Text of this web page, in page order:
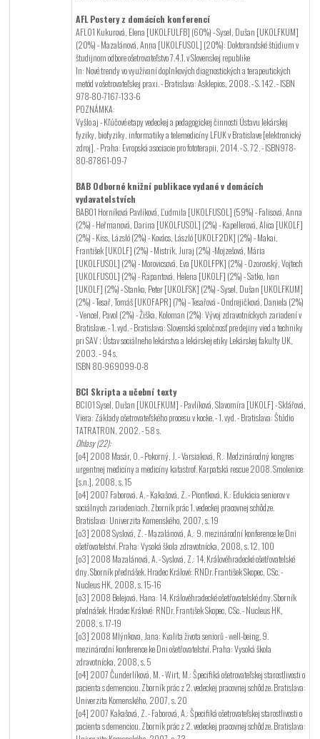
AFL Postery z domácích konferencí
AFL01 Kukurová, Elena [UKOLFULFB] (60%) - Sysel, Dušan [UKOLFKUM]
(20%) - Mazalánová, Anna [UKOLFUSOL] (20%): Doktorandské štúdium v
študijnom odbore ošetrovateľstvo 7.4.1. v Slovenskej republike
In: Nové trendy vo využívaní doplnkových diagnostických a terapeutických
metód v ošetrovateľskej praxi. - Bratislava: Asklepios, 2008. - S. 142. - ISBN
978-80-7167-133-6
POZNÁMKA:
Vyšlo aj - Kľúčové etapy vedeckej a pedagogickej činnosti Ústavu lekárskej
fyziky, biofyziky, informatiky a telemedicíny LFUK v Bratislave [elektronický
zdroj]. - Praha: Evropská asociacie pro fototerapii, 2014. - S. 72. - ISBN978-
80-87861-09-7
BAB Odborné knižní publikace vydané v domácích
vydavatelstvích
BAB01 Horníková Pavlíková, Ľudmila [UKOLFUSOL] (59%) - Falisová, Anna
(2%) - Heřmanová, Darina [UKOLFUSOL] (2%) - Kapellerová, Alica [UKOLF]
(2%) - Kiss, Lázsló (2%) - Kovács, László [UKOLF2DK] (2%) - Makai,
František [UKOLF] (2%) - Mistrík, Juraj (2%) -Mojzešová, Mária
[UKOLFUSOL] (2%) - Morovicsová, Eva [UKOLFPK] (2%) - Ozorovský, Vojtech
[UKOLFUSOL] (2%) - Rapantová, Helena [UKOLF] (2%) - Satko, Ivan
[UKOLF] (2%) - Stanko, Peter [UKOLFSK] (2%) - Sysel, Dušan [UKOLFKUM]
(2%) - Tesař, Tomáš [UKOFAPR] (7%) - Tesařová - Ondrejičková, Daniela (2%)
- Vencel, Pavol (2%) - Žiška, Koloman (2%): Vývoj zdravotníckych zariadení v
Bratislave. - 1. vyd. - Bratislava: Slovenská spoločnosť pre dejiny vied a techniky
pri SAV ; Ústav sociálneho lekárstva a lekárskej etiky Lekárskej fakulty UK,
2003. - 94 s.
ISBN 80-969099-0-8
BCI Skripta a učební texty
BCI01 Sysel, Dušan [UKOLFKUM] - Pavlíková, Slavomíra [UKOLF] - Sklářová,
Viera: Základy ošetrovateľského procesu v kocke. - 1. vyd. - Bratislava: Štúdio
TATRATRON, 2002. - 58 s.
Ohlasy (22):
[o4] 2008 Masár, O. - Pokorný, J. - Varsiaková, R.: Medzinárodný kongres
urgentnej medicíny a medicíny katastrof. Karpatská rescue 2008. Smolenice:
[s.n.], 2008, s. 15
[o4] 2007 Faborová, A. - Kakašová, Z. - Piontková, K.: Edukácia seniorov v
sociálnych zariadeniach. Zborník prác 1. vedeckej pracovnej schôdze.
Bratislava: Univerzita Komenského, 2007, s. 19
[o3] 2008 Syslová, Z. - Mazalánová, A.: 9. mezinárodní konference ke Dni
ošetřovatelství. Praha: Vysoká škola zdravotnícka, 2008, s. 12, 100
[o3] 2008 Mazalánová, A. - Syslová, Z.: 14. Královéhradecké ošetřovatelské
dny. Sborník přednášek. Hradec Králové: RNDr. František Skopec, CSc. -
Nucleus HK, 2008, s. 15-16
[o3] 2008 Belejová, Hana: 14. Královéhradecké ošetřovatelské dny. Sborník
přednášek. Hradec Králové: RNDr. František Skopec, CSc. - Nucleus HK,
2008, s. 17-19
[o3] 2008 Mlýnkova, Jana: Kvalita života seniorů - well-being. 9.
mezinárodní konference ke Dni ošetřovatelství. Praha: Vysoká škola
zdravotnícka, 2008, s. 5
[o4] 2007 Čunderlíková, M. - Wirt, M.: Špecifiká ošetrovateľskej starostlivosti o
pacienta s demenciou. Zborník prác z 2. vedeckej pracovnej schôdze. Bratislava:
Univerzita Komenského, 2007, s. 20
[o4] 2007 Kakašová, Z. - Faborová, A.: Špecifiká ošetrovateľskej starostlivosti o
pacienta s demenciou. Zborník prác z 2. vedeckej pracovnej schôdze. Bratislava: